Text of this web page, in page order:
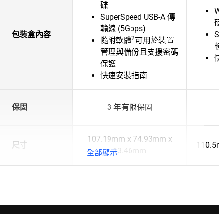
包裝盒內容
碟
SuperSpeed USB-A 傳
輸線 (5Gbps)
隨附軟體2可用於裝置
管理與備份且支援密碼
保護
快速安裝指南
保固 3 年有限保固
尺寸
107.19mm x 74.93mm x
13.46mm
全部顯示